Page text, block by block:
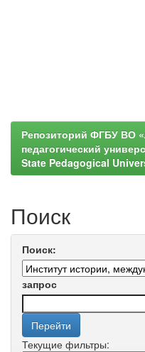
Репозиторий ФГБУ ВО
педагогический
State Pedagogical
Поиск
Поиск:
запрос
Текущие фильтры: